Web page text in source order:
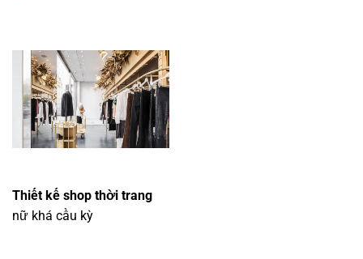
Thiết kế shop thời trang
nữ khá cầu kỳ